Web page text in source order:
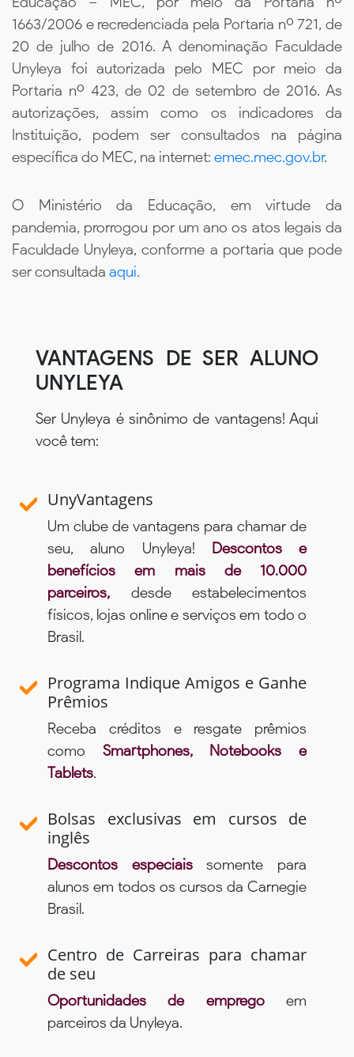
1663/2006 e recredenciada pela Portaria nº 721, de
20 de julho de 2016. A denominação Faculdade
Unyleya foi autorizada pelo MEC por meio da
Portaria nº 423, de 02 de setembro de 2016. As
autorizações, assim como os indicadores da
Instituição, podem ser consultados na página
específica do MEC, na internet: emec.mec.gov.br.
O Ministério da Educação, em virtude da
pandemia, prorrogou por um ano os atos legais da
Faculdade Unyleya, conforme a portaria que pode
ser consultada aqui.
VANTAGENS DE SER ALUNO
UNYLEYA
Ser Unyleya é sinônimo de vantagens! Aqui
você tem:
UnyVantagens
Um clube de vantagens para chamar de
seu, aluno Unyleya! Descontos e
benefícios em mais de 10.000
parceiros, desde estabelecimentos
físicos, lojas online e serviços em todo o
Brasil.
Programa Indique Amigos e Ganhe
Prêmios
Receba créditos e resgate prêmios
como Smartphones, Notebooks e
Tablets.
Bolsas exclusivas em cursos de
inglês
Descontos especiaissomente para
alunos em todos os cursos da Carnegie
Brasil.
Centro de Carreiras para chamar
de seu
Oportunidades de empregoem
parceiros da Unyleya.